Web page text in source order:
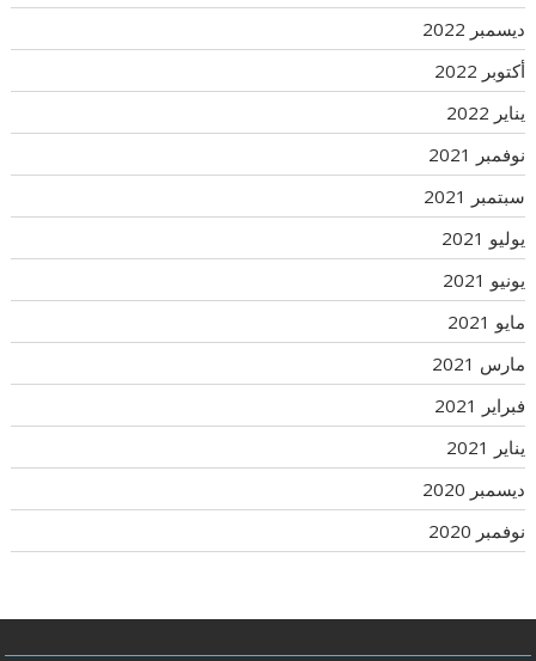
ديسمبر 2022
أكتوبر 2022
يناير 2022
نوفمبر 2021
سبتمبر 2021
يوليو 2021
يونيو 2021
مايو 2021
مارس 2021
فبراير 2021
يناير 2021
ديسمبر 2020
نوفمبر 2020